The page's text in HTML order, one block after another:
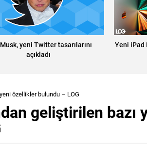
yeni Twitter tasarılarını
açıkladı
Yeni iPad
özellikler bulundu – LOG
geliştirilen bazı